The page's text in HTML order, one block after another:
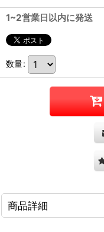
1~2営業日以内に発送
数量:
商品詳細